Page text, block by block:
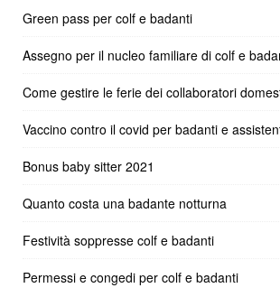
Green pass per colf e badanti
Assegno per il nucleo familiare di colf e
Come gestire le ferie dei collaboratori
Vaccino contro il covid per badanti e
Bonus baby sitter 2021
Quanto costa una badante notturna
Festività soppresse colf e badanti
Permessi e congedi per colf e badanti